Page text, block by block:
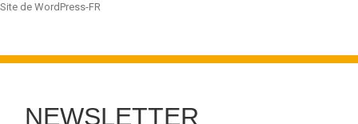
Site de WordPress-FR
NEWSLETTER